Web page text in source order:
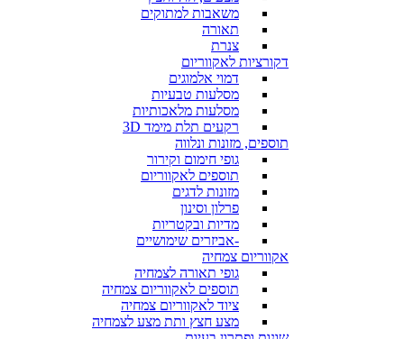
משאבות למתוקים
תאורה
צנרת
דקורציות לאקווריום
דמוי אלמוגים
מסלעות טבעיות
מסלעות מלאכותיות
רקעים תלת מימד 3D
תוספים, מזונות ונלווה
גופי חימום וקירור
תוספים לאקווריום
מזונות לדגים
פרלון וסינון
מדיות ובקטריות
-אביזרים שימושיים
אקווריום צמחיה
גופי תאורה לצמחיה
תוספים לאקווריום צמחיה
ציוד לאקווריום צמחיה
מצע חצץ ותת מצע לצמחיה